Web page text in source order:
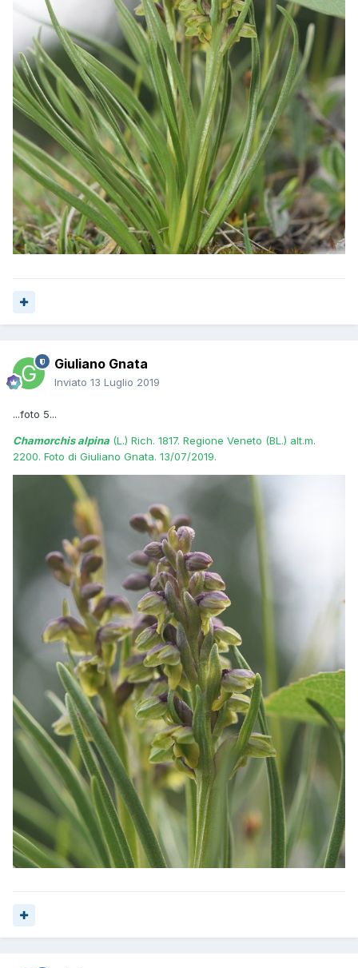
Giuliano Gnata
Inviato 13 Luglio 2019
...foto 5...
Chamorchis alpina (L.) Rich. 1817. Regione Veneto (BL.) alt.m.
2200. Foto di Giuliano Gnata. 13/07/2019.